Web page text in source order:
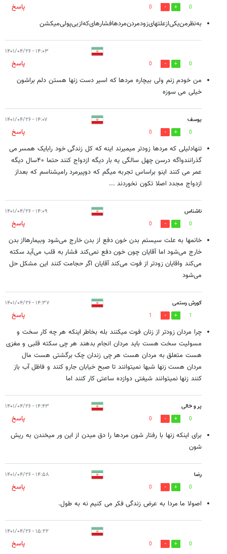
0
0
پاسخ
به‌نظر‌من‌یکی‌از‌علتهای‌زود‌مردن‌مردها‌فشارهای‌که‌از‌بی‌پولی‌میکشن
۱۴:۰۳ - ۱۴۰۱/۰۴/۲۶
0
0
پاسخ
من خودم زنم ولی بیچاره مردها که اسیر دست زنها هستن دلم براشون
خیلی می سوزه
یوسف ۱۴:۰۷ - ۱۴۰۱/۰۴/۲۶
0
0
پاسخ
تنهادلیلی که مردها زودتر میمیرند اینه که کل زندگی خود رابایک همسر می
گذرانندواگه درسن چهل سالگی یه بار دیگه ازدواج کنند حتما ۴۰سال دیگه
عمر می کنند اینو براساس تجربه میگم که دوپیرمرد رامیشناسم که بعداز
ازدواج مجدد اصلا تکون نخوردند ...
ناشناس ۱۴:۰۹ - ۱۴۰۱/۰۴/۲۶
0
0
پاسخ
خانمها به علت سیستم بدن خون دفع از بدن خارج می‌شود وبیمارهااز بدن
خارج می‌شود اما آقایان چون خون دفع نمی‌کند فشار به قلب می‌آید سکته
می‌کند واقایان زودتر از فوت می‌کند آقایان اگر حجامت کنند این مشکل حل
می‌شود
کورش رستمی ۱۴:۳۷ - ۱۴۰۱/۰۴/۲۶
1
1
پاسخ
چرا مردان زودتر از زنان فوت میکنند بله بخاطر اینکه هر چه کار سخت و
مسولیت سخت هست باید مردان انجام بدهند هر چی سکته قلبی و مغزی
هست متعلق به مردان هست هر چی زندان چک برگشتی هست مال
مردان هست زنها شبها نمیتوانند تا صبح خیابان جارو کنند و فاظل آب باز
کنند زنها نمیتوانند شیفتی دوازده ساعتی کار کنند اما
پر و خالی ۱۴:۴۳ - ۱۴۰۱/۰۴/۲۶
0
0
پاسخ
برای اینکه زنها با رفتار شون مردها را دق میدن از این ور میخندن به ریش
شون
رضا ۱۴:۵۸ - ۱۴۰۱/۰۴/۲۶
0
0
پاسخ
اصولا ما مردا به عرض زندگی فکر می کنیم نه به طول.
۱۵:۲۲ - ۱۴۰۱/۰۴/۲۶
0
0 پاسخ